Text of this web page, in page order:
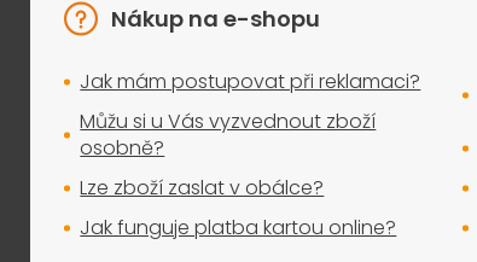
Nákup na e-shopu
Jak mám postupovat při reklamaci?
Můžu si u Vás vyzvednout zboží
osobně?
Lze zboží zaslat v obálce?
Jak funguje platba kartou online?